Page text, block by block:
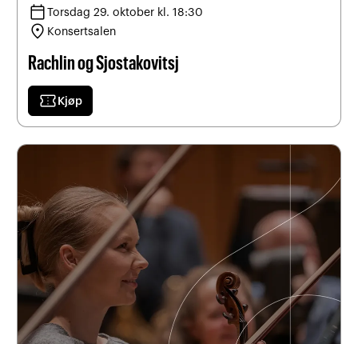
calendar_today Torsdag 29. oktober kl. 18:30
location_on Konsertsalen
Rachlin og Sjostakovitsj
confirmation_number Kjøp